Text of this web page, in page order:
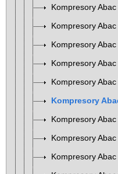
Kompresory Abac
Kompresory
Kompresory
Kompresory
Kompresory
Kompresory
Kompresory
Kompresory
Kompresory